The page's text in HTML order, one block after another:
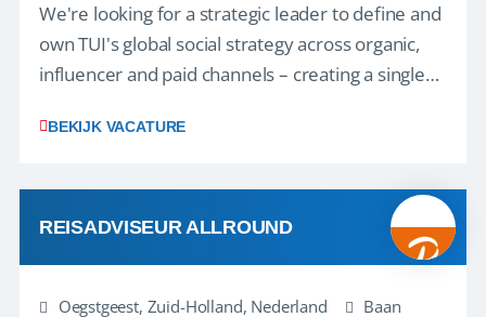
We're looking for a strategic leader to define and
own TUI's global social strategy across organic,
influencer and paid channels – creating a single
locally. The role will be published until 18 August
Attractive remuneration, discre...
BEKIJK VACATURE
REISADVISEUR ALLROUND
Oegstgeest, Zuid-Holland, Nederland
Baan